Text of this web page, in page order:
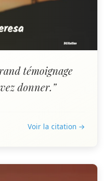
témoignage
donner.”
Voir la citation →